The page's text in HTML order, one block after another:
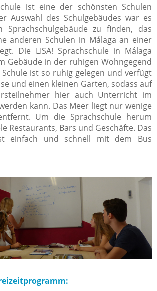
ist eine der schönsten Schulen
Auswahl des Schulgebäudes war es
Sprachschulgebäude zu finden, das
anderen Schulen in Málaga an einer
Die LISA! Sprachschule in Málaga
Gebäude in der ruhigen Wohngegend
Schule ist so ruhig gelegen und verfügt
und einen kleinen Garten, sodass auf
hier auch Unterricht im
kann. Das Meer liegt nur wenige
Um die Sprachschule herum
Restaurants, Bars und Geschäfte. Das
einfach und schnell mit dem Bus